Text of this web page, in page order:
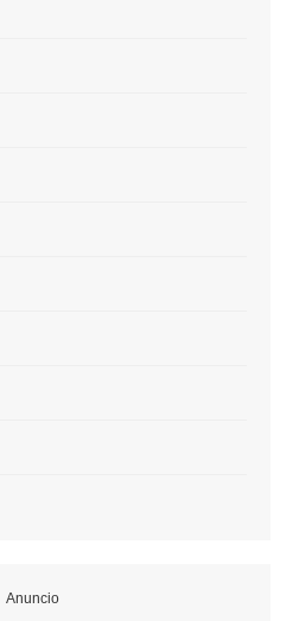
Anuncio